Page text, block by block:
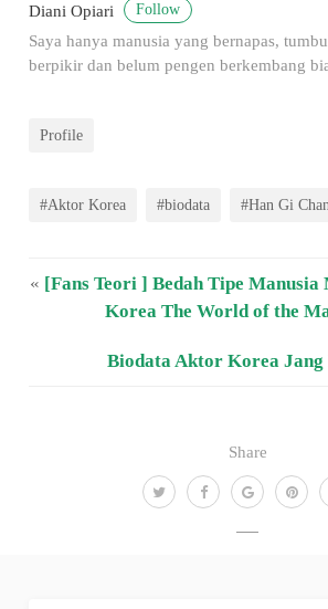
Share
Diani Opiari Follow
Saya hanya manusia yang bernapas,
berpikir dan belum pengen berkembang
Profile
#Aktor Korea #biodata #Han Gi
« [Fans Teori ] Bedah Tipe
Korea The World of the
Biodata Aktor Korea Jang